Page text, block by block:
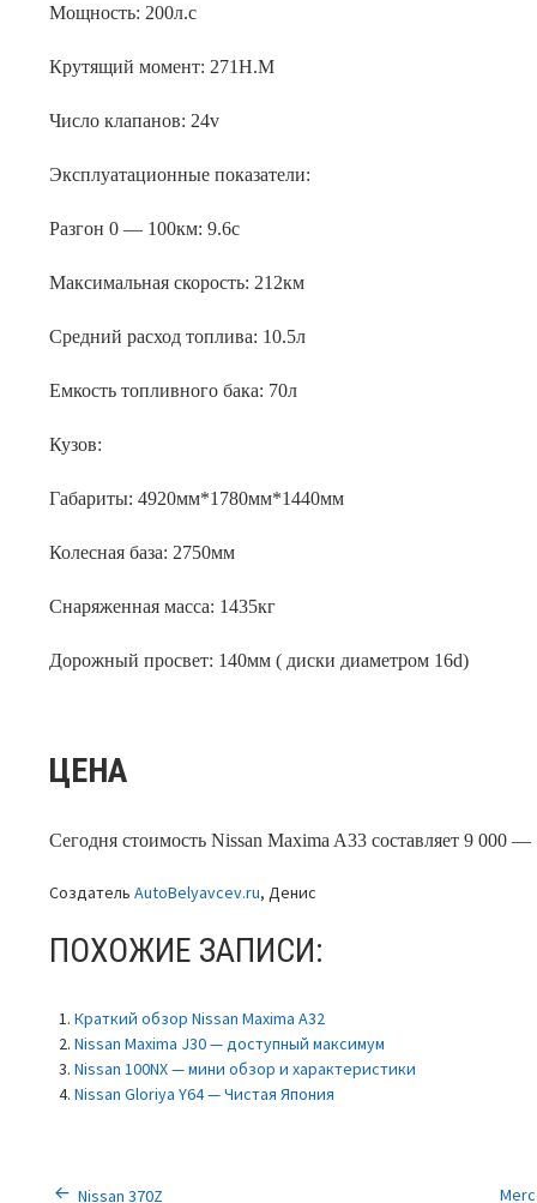
Мощность: 200л.с
Крутящий момент: 271Н.М
Число клапанов: 24v
Эксплуатационные показатели:
Разгон 0 — 100км: 9.6c
Максимальная скорость: 212км
Средний расход топлива: 10.5л
Емкость топливного бака: 70л
Кузов:
Габариты: 4920мм*1780мм*1440мм
Колесная база: 2750мм
Снаряженная масса: 1435кг
Дорожный просвет: 140мм ( диски диаметром 16d)
ЦЕНА
Сегодня стоимость Nissan Maxima A33 составляет 9 000 —
СоздательAutoBelyavcev.ru, Денис
ПОХОЖИЕ ЗАПИСИ:
Краткий обзор Nissan Maxima A32
Nissan Maxima J30 — доступный максимум
Nissan 100NX — мини обзор и характеристики
Nissan Gloriya Y64 — Чистая Япония
Nissan 370Z